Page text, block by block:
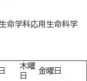
命学科応用生命科学
木曜
日
金曜日